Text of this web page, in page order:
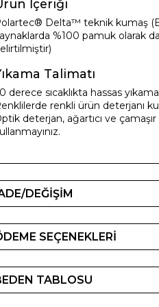
İçeriği
Delta™ teknik kumaş
%100 pamuk olarak da
Talimatı
derece sıcaklıkta hassas yıkama
renkli ürün deterjanı
deterjan, ağartıcı ve
DEĞİŞİM
SEÇENEKLERİ
TABLOSU